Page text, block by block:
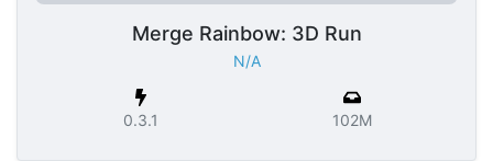
Merge Rainbow: 3D Run
N/A
0.3.1 102M